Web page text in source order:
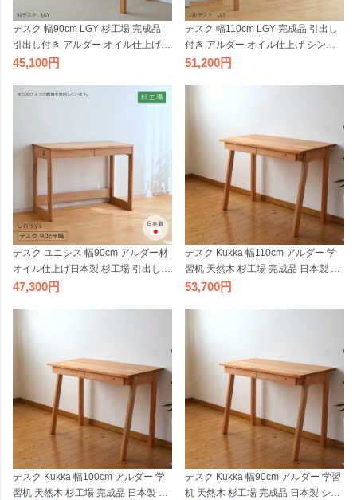
デスク 幅90cm LGY 杉工場 完成品
引出し付き アルダー オイル仕上げ
シンプル 天然木 学習机 平机 奥行き
ートワーク 日本製
45,100
デスク 幅110cm LGY 完成品 引出し
付き アルダー オイル仕上げ シンプ
ル天然木 学習机 平机 奥行きが浅い
51,200
デスク ユニシス 幅90cm アルダー材
オイル仕上げ日本製 杉工場 引出し付
き 鍵付き 天然木 学習机 平机 奥行き
47,300
デスク Kukka 幅110cm アルダー 学
習机 天然木 杉工場 完成品 日本製 シ
ンプル コンパクト ナチュラル 引出
53,700
デスク Kukka 幅100cm アルダー 学
習机 天然木 杉工場 完成品 日本製 シ
デスク Kukka 幅90cm アルダー 学習
机 天然木 杉工場 完成品 日本製 シン